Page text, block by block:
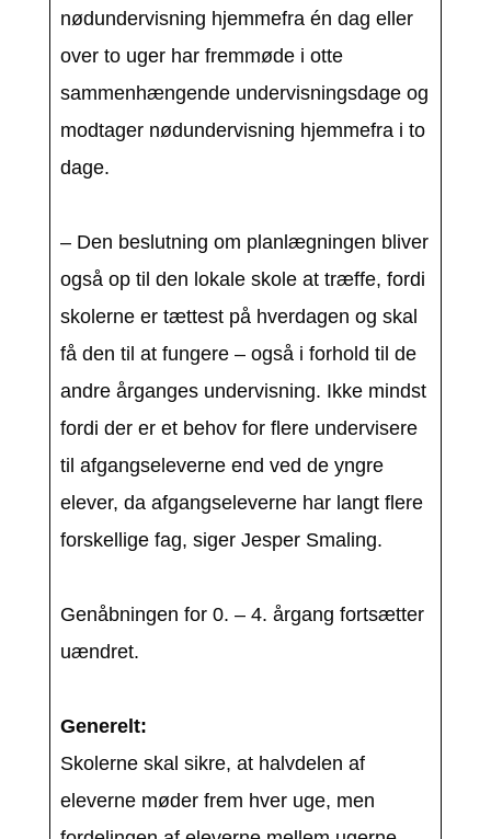
nødundervisning hjemmefra én dag eller
over to uger har fremmøde i otte
sammenhængende undervisningsdage og
modtager nødundervisning hjemmefra i to
dage.
– Den beslutning om planlægningen bliver
også op til den lokale skole at træffe, fordi
skolerne er tættest på hverdagen og skal
få den til at fungere – også i forhold til de
andre årganges undervisning. Ikke mindst
fordi der er et behov for flere undervisere
til afgangseleverne end ved de yngre
elever, da afgangseleverne har langt flere
forskellige fag, siger Jesper Smaling.
Genåbningen for 0. – 4. årgang fortsætter
uændret.
Generelt:
Skolerne skal sikre, at halvdelen af
eleverne møder frem hver uge, men